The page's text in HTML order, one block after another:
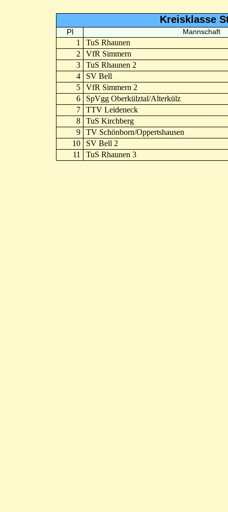
Kreisklasse
Pl Mannschaft
1
TuS Rhaunen
2
VfR Simmern
3
TuS Rhaunen 2
4
SV Bell
5
VfR Simmern 2
6
SpVgg Oberkülztal/Alterkülz
7
TTV Leideneck
8
TuS Kirchberg
9
TV Schönborn/Oppertshausen
10
SV Bell 2
11
TuS Rhaunen 3